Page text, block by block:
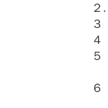
３
４
５
６